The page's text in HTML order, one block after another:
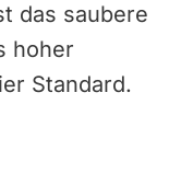
das saubere
hoher
Standard.